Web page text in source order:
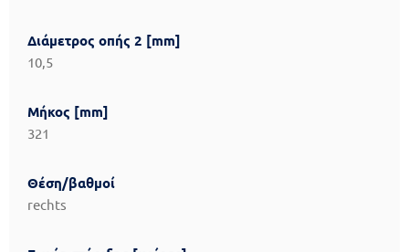
Διάμετρος οπής 2 [mm]
10,5
Μήκος [mm]
321
Θέση/βαθμοί
rechts